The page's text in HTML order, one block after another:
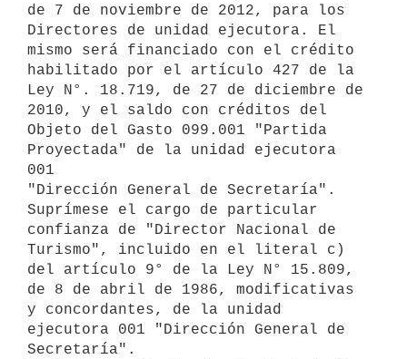
de 7 de noviembre de 2012, para los
Directores de unidad ejecutora. El
mismo será financiado con el crédito
habilitado por el artículo 427 de la
Ley N°. 18.719, de 27 de diciembre de
2010, y el saldo con créditos del
Objeto del Gasto 099.001 "Partida
Proyectada" de la unidad ejecutora
001
"Dirección General de Secretaría".
Suprímese el cargo de particular
confianza de "Director Nacional de
Turismo", incluido en el literal c)
del artículo 9° de la Ley N° 15.809,
de 8 de abril de 1986, modificativas
y concordantes, de la unidad
ejecutora 001 "Dirección General de
Secretaría".